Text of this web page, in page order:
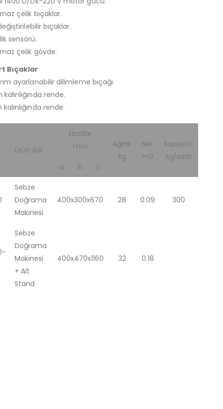
çelik bıçaklar.
bıçaklar.
sensörü.
çelik gövde.
Bıçaklar
ayarlanabilir dilimleme bıçağı.
rende.
rende.
Ürün Adı
Ebatlar
mm
Ağırlık
kg
Net
m3
Kapasite
kg/saat
a
b c
Sebze
Doğrama
Makinesi
400x300x670 28 0.09 300
Sebze
Doğrama
Makinesi
+ Alt
Stand
400x470x1160 32 0.18